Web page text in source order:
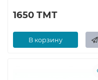
1650 ТМТ
В корзину